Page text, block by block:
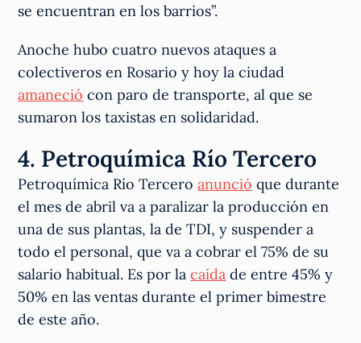
se encuentran en los barrios”.
Anoche hubo cuatro nuevos ataques a
colectiveros en Rosario y hoy la ciudad
amaneció con paro de transporte, al que se
sumaron los taxistas en solidaridad.
4. Petroquímica Río Tercero
Petroquímica Río Terceroanunció que durante
el mes de abril va a paralizar la producción en
una de sus plantas, la de TDI, y suspender a
todo el personal, que va a cobrar el 75% de su
salario habitual. Es por lacaída de entre 45% y
50% en las ventas durante el primer bimestre
de este año.